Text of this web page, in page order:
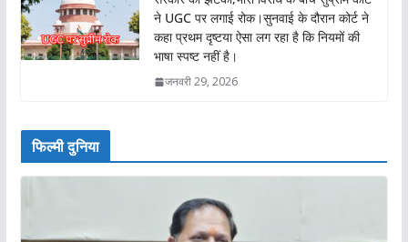
ने UGC पर लगाई रोक।सुनवाई के दौरान कोर्ट ने
कहा प्रथम दृष्टया ऐसा लग रहा है कि नियमों की
भाषा स्पष्ट नहीं है।
जनवरी 29, 2026
फिल्मी दुनिया